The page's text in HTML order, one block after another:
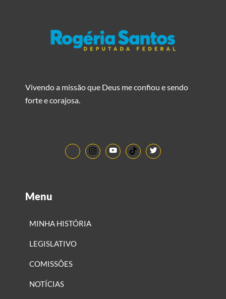
Vivendo a missão que Deus me confiou e sendo
forte e corajosa.
Menu
MINHA HISTÓRIA
LEGISLATIVO
COMISSÕES
NOTÍCIAS